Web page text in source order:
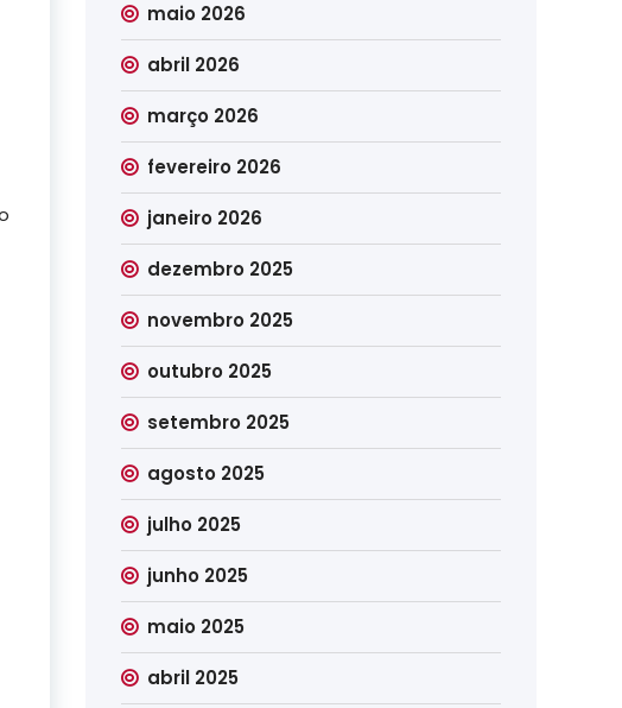
maio 2026
abril 2026
março 2026
fevereiro 2026
janeiro 2026
dezembro 2025
novembro 2025
outubro 2025
setembro 2025
agosto 2025
julho 2025
junho 2025
maio 2025
abril 2025